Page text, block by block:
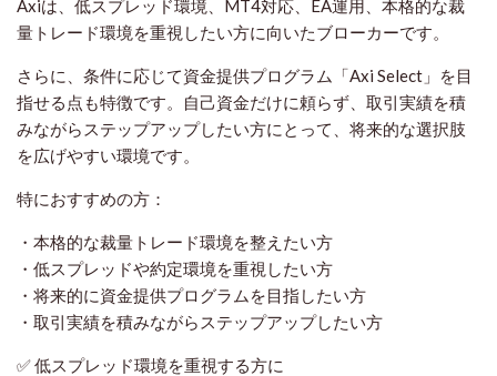
Axiは、低スプレッド環境、MT4対応、EA運用、本格的な裁
量トレード環境を重視したい方に向いたブローカーです。
さらに、条件に応じて資金提供プログラム「Axi Select」を目
指せる点も特徴です。自己資金だけに頼らず、取引実績を積
みながらステップアップしたい方にとって、将来的な選択肢
を広げやすい環境です。
特におすすめの方：
・本格的な裁量トレード環境を整えたい方
・低スプレッドや約定環境を重視したい方
・将来的に資金提供プログラムを目指したい方
・取引実績を積みながらステップアップしたい方
✅ 低スプレッド環境を重視する方に